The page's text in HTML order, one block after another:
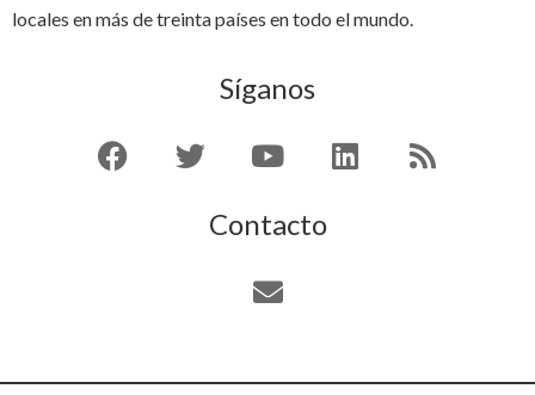
locales en más de treinta países en todo el mundo.
Síganos
Contacto